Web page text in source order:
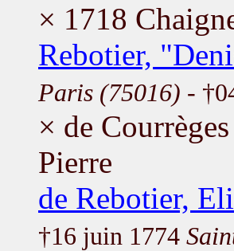
× 1718
Rebotier,
Paris (75016) -
× de
Pierre
de Rebotier,
†16 juin 1774